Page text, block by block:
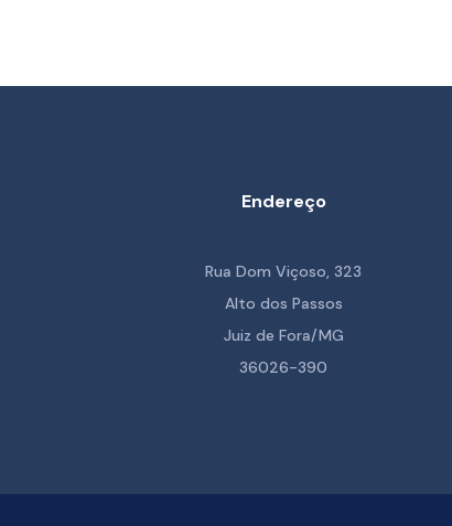
Endereço
Rua Dom Viçoso, 323
Alto dos Passos
Juiz de Fora/MG
36026-390